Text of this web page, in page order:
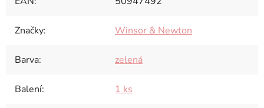
Značky: Winsor & Newton
Barva: zelená
Balení: 1 ks